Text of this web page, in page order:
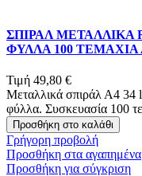
ΣΠΙΡΑΛ ΜΕΤΑΛΛΙΚΑ
ΦΥΛΛΑ 100
Τιμή 49,80 €
Μεταλλικά σπιράλ Α4 34
φύλλα. Συσκευασία 100
Προσθήκη στο καλάθι
Γρήγορη προβολή
Προσθήκη στα αγαπημένα
Προσθήκη για σύγκριση